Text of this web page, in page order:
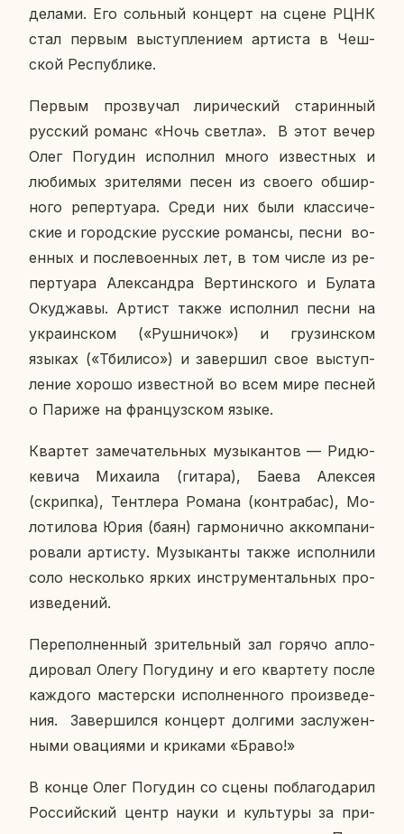
де­ла­ми. Его соль­ный кон­церт на сцене РЦНК
стал первым вы­ступ­ле­ни­ем ар­ти­ста в Чеш­
ской Рес­пуб­ли­ке.
Первым про­зву­чал ли­ри­че­ский ста­рин­ный
рус­ский романс «Ночь светла». В этот вечер
Олег По­гу­дин ис­пол­нил много из­вест­ных и
лю­би­мых зри­те­ля­ми песен из своего об­шир­
но­го ре­пер­ту­а­ра. Среди них были клас­си­че­
ские и го­род­ские рус­ские ро­ман­сы, песни во­
ен­ных и по­сле­во­ен­ных лет, в том числе из ре­
пер­ту­а­ра Алек­сандра Вер­тин­ско­го и Булата
Окуд­жа­вы. Артист также ис­пол­нил песни на
укра­ин­ском («Руш­ни­чок») и гру­зин­ском
языках («Тби­ли­со») и за­вер­шил свое вы­ступ­
ле­ние хорошо из­вест­ной во всем мире песней
о Париже на фран­цуз­ском языке.
Квар­тет за­ме­ча­тель­ных му­зы­кан­тов — Ри­дю­
ке­ви­ча Ми­ха­и­ла (гитара), Баева Алек­сея
(скрип­ка), Тент­ле­ра Романа (кон­тра­бас), Мо­
ло­ти­ло­ва Юрия (баян) гар­мо­нич­но ак­ком­па­ни­
ро­ва­ли ар­ти­сту. Му­зы­кан­ты также ис­пол­ни­ли
соло несколь­ко ярких ин­стру­мен­таль­ных про­
из­ве­де­ний.
Пе­ре­пол­нен­ный зри­тель­ный зал горячо ап­ло­
ди­ро­вал Олегу По­гу­ди­ну и его квар­те­ту после
каж­до­го ма­стер­ски ис­пол­нен­но­го про­из­ве­де­
ния. За­вер­шил­ся кон­церт дол­ги­ми за­слу­жен­
ны­ми ова­ци­я­ми и кри­ка­ми «Браво!»
В конце Олег По­гу­дин со сцены по­бла­го­да­рил
Рос­сий­ский центр науки и куль­ту­ры за при­